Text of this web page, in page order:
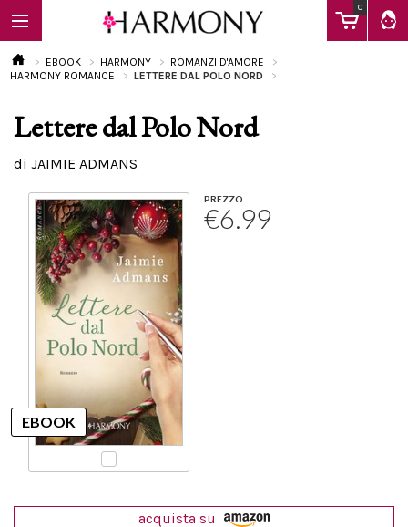
0
EBOOK
Calendario
EBOOK HARMONY
ROMANZI D'AMORE
HARMONY ROMANCE
LETTERE DAL POLO NORD
Lettere dal Polo Nord
di JAIMIE ADMANS
PREZZO
€6.99
acquista su